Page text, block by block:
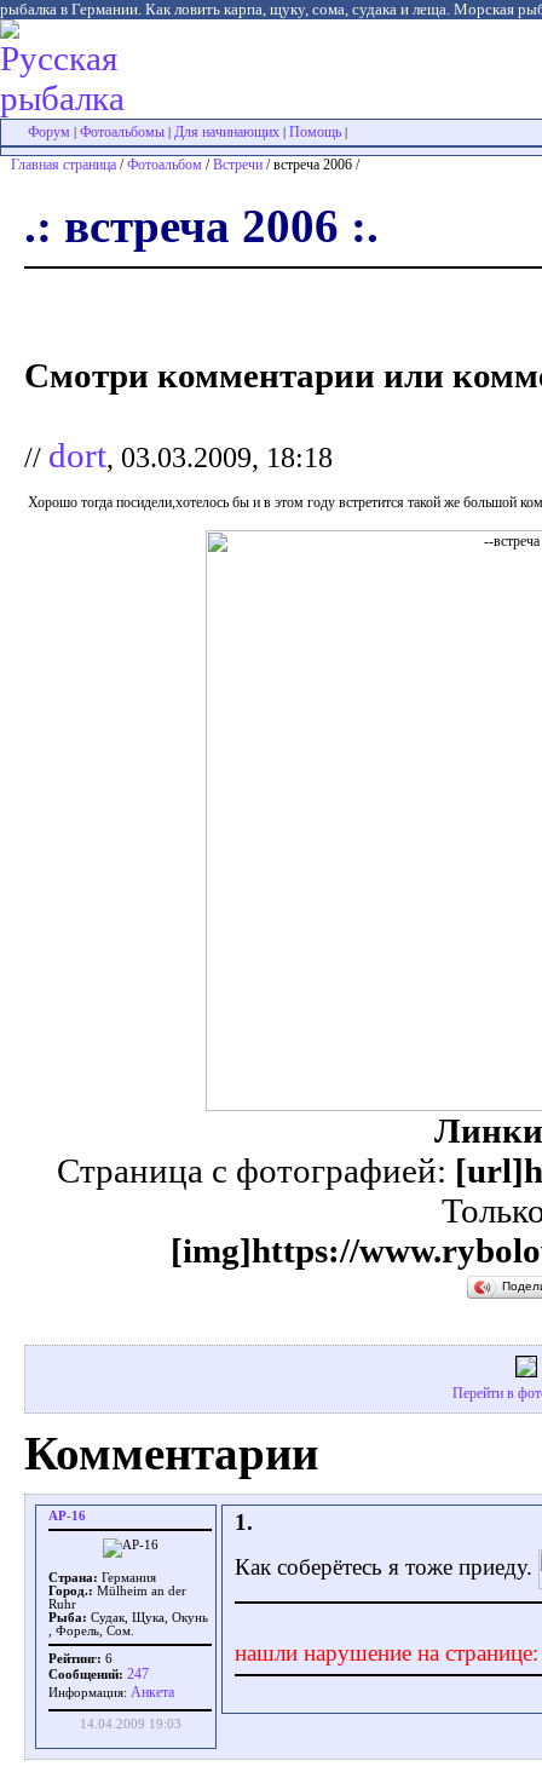
рыбалка в Германии. Как ловить карпа, щуку, сома, судака и леща. Морская
Форум Фотоальбомы Для начинающих Помощь
Главная страница /Фотоальбом /Встречи / встреча 2006 /
.: встреча 2006 :.
Смотри комментарии или
// dort, 03.03.2009, 18:18
Хорошо тогда посидели,хотелось бы и в этом году встретится такой же большой
Страница с фотографией:
[img]https://
Перейти в
Комментарии
AP-16
Страна: Германия
Город.: Mülheim an der
Ruhr
Рыба: Судак, Щука, Окунь
, Форель, Сом.
Рейтинг: 6
Сообщений: 247
Информация: Aнкета
14.04.2009 19:03
1.
Как соберётесь я тоже приеду.
нашли нарушение на